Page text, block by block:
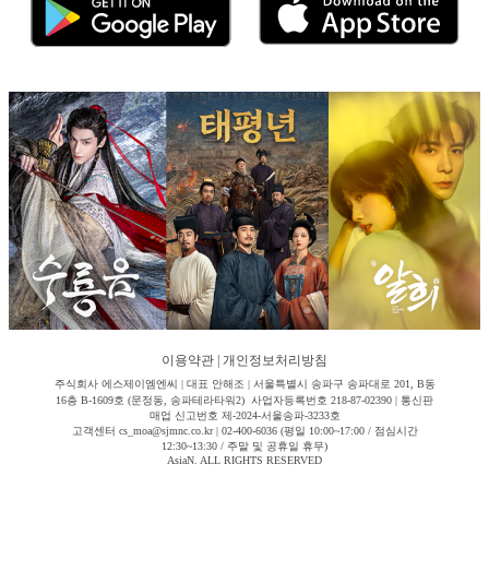
이용약관 개인정보처리방침
주식회사 에스제이엠엔씨 | 대표 안해조 | 서울특별시 송파구 송파대로 201, B동
16층 B-1609호 (문정동, 송파테라타워2) 사업자등록번호 218-87-02390 | 통신판
매업 신고번호 제-2024-서울송파-3233호
고객센터 cs_moa@sjmnc.co.kr | 02-400-6036 (평일 10:00~17:00 / 점심시간
12:30~13:30 / 주말 및 공휴일 휴무)
AsiaN. ALL RIGHTS RESERVED